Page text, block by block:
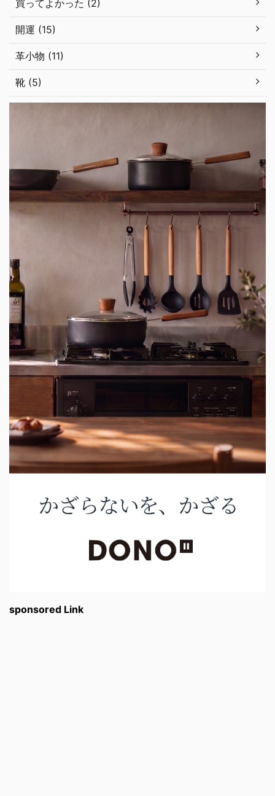
買ってよかった (2)
開運 (15)
革小物 (11)
靴 (5)
sponsored Link